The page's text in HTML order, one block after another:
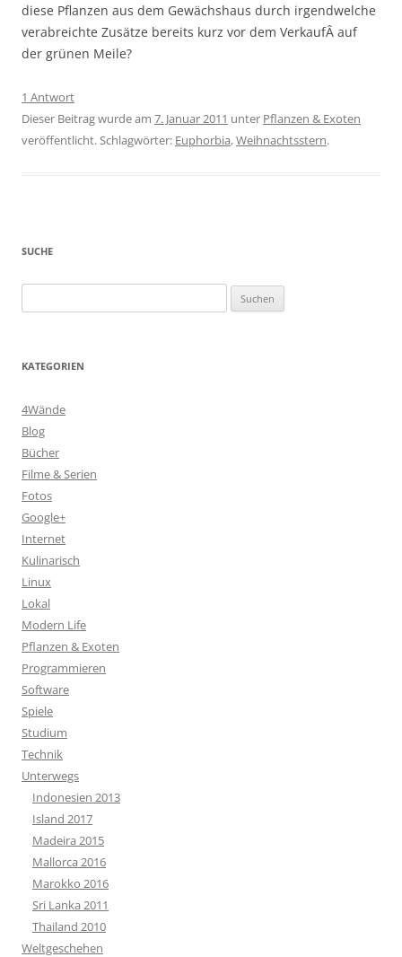
diese Pflanzen aus dem Gewächshaus durch irgendwelche
verabreichte Zusätze bereits kurz vor dem VerkaufÂ auf
der grünen Meile?
1 Antwort
Dieser Beitrag wurde am 7. Januar 2011 unter Pflanzen & Exoten
veröffentlicht. Schlagwörter: Euphorbia,Weihnachtsstern.
SUCHE
nach:
KATEGORIEN
4Wände
Blog
Bücher
Filme & Serien
Fotos
Google+
Internet
Kulinarisch
Linux
Lokal
Modern Life
Pflanzen & Exoten
Programmieren
Software
Spiele
Studium
Technik
Unterwegs
Indonesien 2013
Island 2017
Madeira 2015
Mallorca 2016
Marokko 2016
Sri Lanka 2011
Thailand 2010
Weltgeschehen